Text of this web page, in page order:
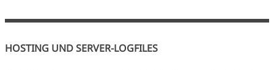
HOSTING UND SERVER-LOGFILES